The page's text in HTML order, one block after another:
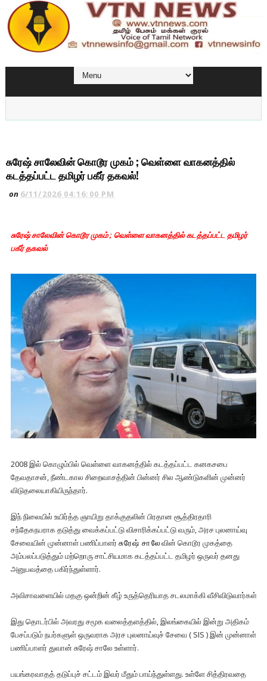
சுரேஷ் சாலேவின் கொடூர முகம் ; வெள்ளை வாகனத்தில்
கடத்தப்பட்ட தமிழர் பகீர் தகவல்!
on 6/11/2026 04:16:00 PM
சுரேஷ் சாலேவின் கொடூர முகம் ; வெள்ளை வாகனத்தில் கடத்தப்பட்ட தமிழர்
பகீர் தகவல்
2008 இல் கொழும்பில் வெள்ளை வாகனத்தில் கடத்தப்பட்ட கனகசபை
தேவதாசன், நீண்டகால சிறைவாசத்தின் பின்னர் சில ஆண்டுகளின் முன்னர்
விடுதலையாகியிருந்தார்.
இந் நிலையில் உயிர்த்த ஞாயிறு தாக்குதலின் பிரதான சூத்திரதாரி
சந்தேகநபராக தடுத்து வைக்கப்பட்டு விசாரிக்கப்பட்டு வரும், அரச புலனாய்வு
சேவையின் முன்னாள் பணிப்பாளர் சுரேஷ் சாலேவின் கொடூர முகத்தை
அம்பலப்படுத்தும் மற்றொரு சாட்சியமாக கடத்தப்பட்ட தமிழர் ஒருவர் தனது
அனுபவத்தை பகிர்ந்துள்ளார்.
அவிசாவளையில் மதகு ஒன்றின் கீழ் உருத்தெரியாத சடலமாக்கி வீசிவிடுவார்கள்
இது தொடர்பில் அவரது சமூக வலைத்தளத்தில், இலங்கையில் இன்று அதிகம்
பேசப்படும் நபர்களுள் ஒருவராக அரச புலனாய்வுச் சேவை ( SIS ) இன் முன்னாள்
பணிப்பாளர் துவான் சுரேஷ் சாலே உள்ளார்.
பயங்கரவாதத் தடுப்புச் சட்டம் இவர் மீதும் பாய்ந்துள்ளது. உள்ளே சித்திரவதை